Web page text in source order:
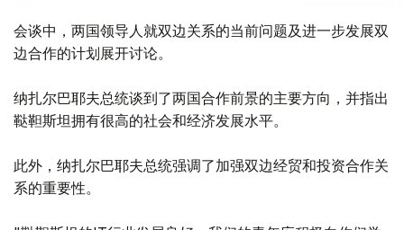
会谈中，两国领导人就双边关系的当前问题及进一步发展双
边合作的计划展开讨论。
纳扎尔巴耶夫总统谈到了两国合作前景的主要方向，并指出
鞑靼斯坦拥有很高的社会和经济发展水平。
此外，纳扎尔巴耶夫总统强调了加强双边经贸和投资合作关
系的重要性。